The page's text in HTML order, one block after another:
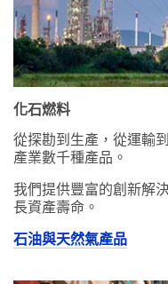
化石燃料
從探勘到生產，從運輸
產業數千種產品。
我們提供豐富的創新解
長資產壽命。
石油與天然氣產品